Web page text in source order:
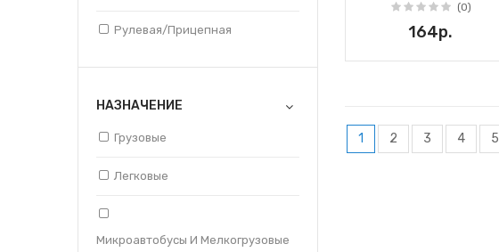
Рулевая/прицепная
НАЗНАЧЕНИЕ
Грузовые
Легковые
Микроавтобусы И Мелкогрузовые
(0)
164р.
1 2 3 4 5